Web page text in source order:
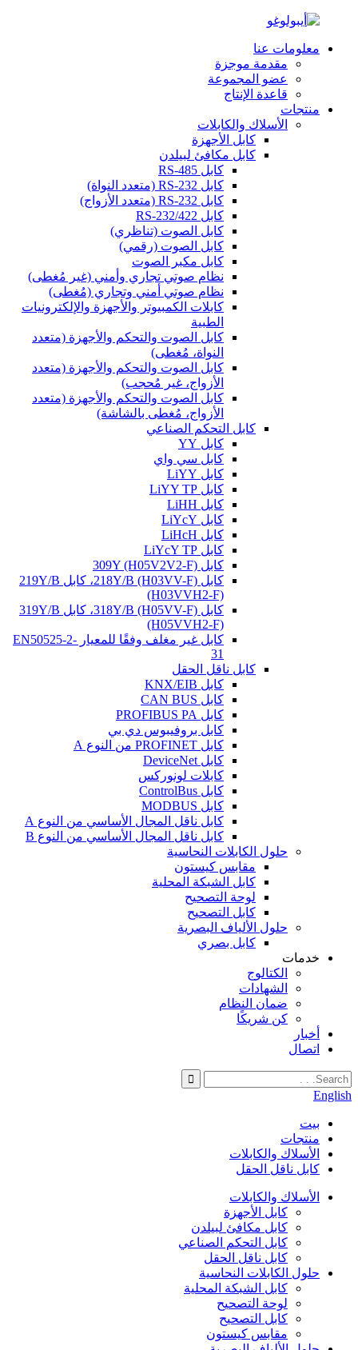
معلومات عنا
مقدمة موجزة
عضو المجموعة
قاعدة الإنتاج
منتجات
الأسلاك والكابلات
كابل الأجهزة
كابل مكافئ لبيلدن
كابل RS-485
كابل RS-232 (متعدد النواة)
كابل RS-232 (متعدد الأزواج)
كابل RS-232/422
كابل الصوت (تناظري)
كابل الصوت (رقمي)
كابل مكبر الصوت
نظام صوتي تجاري وأمني (غير مُغطى)
نظام صوتي أمني وتجاري (مُغطى)
كابلات الكمبيوتر والأجهزة والإلكترونيات
الطبية
كابل الصوت والتحكم والأجهزة (متعدد
النواة، مُغطى)
كابل الصوت والتحكم والأجهزة (متعدد
الأزواج، غير مُحجب)
كابل الصوت والتحكم والأجهزة (متعدد
الأزواج، مُغطى بالشاشة)
كابل التحكم الصناعي
كابل YY
كابل سي واي
كابل LiYY
كابل LiYY TP
كابل LiHH
كابل LiYcY
كابل LiHcH
كابل LiYcY TP
كابل 309Y (H05V2V2-F)
كابل 218Y/B (H03VV-F)، كابل 219Y/B
(H03VVH2-F)
كابل 318Y/B (H05VV-F)، كابل 319Y/B
(H05VVH2-F)
كابل غير مغلف وفقًا للمعيار EN50525-2-
31
كابل ناقل الحقل
كابل KNX/EIB
كابل CAN BUS
كابل PROFIBUS PA
كابل بروفيبوس دي بي
كابل PROFINET من النوع A
كابل DeviceNet
كابلات لونوركس
كابل ControlBus
كابل MODBUS
كابل ناقل المجال الأساسي من النوع A
كابل ناقل المجال الأساسي من النوع B
حلول الكابلات النحاسية
مقابس كيستون
كابل الشبكة المحلية
لوحة التصحيح
كابل التصحيح
حلول الألياف البصرية
كابل بصري
خدمات
الكتالوج
الشهادات
ضمان النظام
كن شريكًا
أخبار
اتصال
English
بيت
منتجات
الأسلاك والكابلات
كابل ناقل الحقل
الأسلاك والكابلات
كابل الأجهزة
كابل مكافئ لبيلدن
كابل التحكم الصناعي
كابل ناقل الحقل
حلول الكابلات النحاسية
كابل الشبكة المحلية
لوحة التصحيح
كابل التصحيح
مقابس كيستون